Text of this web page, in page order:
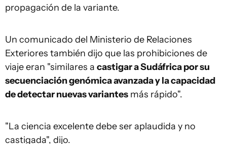
propagación de la variante.
Un comunicado del Ministerio de Relaciones
Exteriores también dijo que las prohibiciones de
viaje eran "similares a castigar a Sudáfrica por su
secuenciación genómica avanzada y la capacidad
de detectar nuevas variantes más rápido".
"La ciencia excelente debe ser aplaudida y no
castigada", dijo.